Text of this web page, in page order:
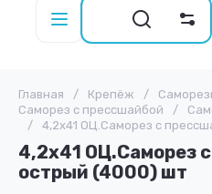
Главная / Крепёж /
Саморез с прессшайбой
/
/
4,2х41 ОЦ.Саморез с
4,2х41 ОЦ.Саморез
острый (4000) шт